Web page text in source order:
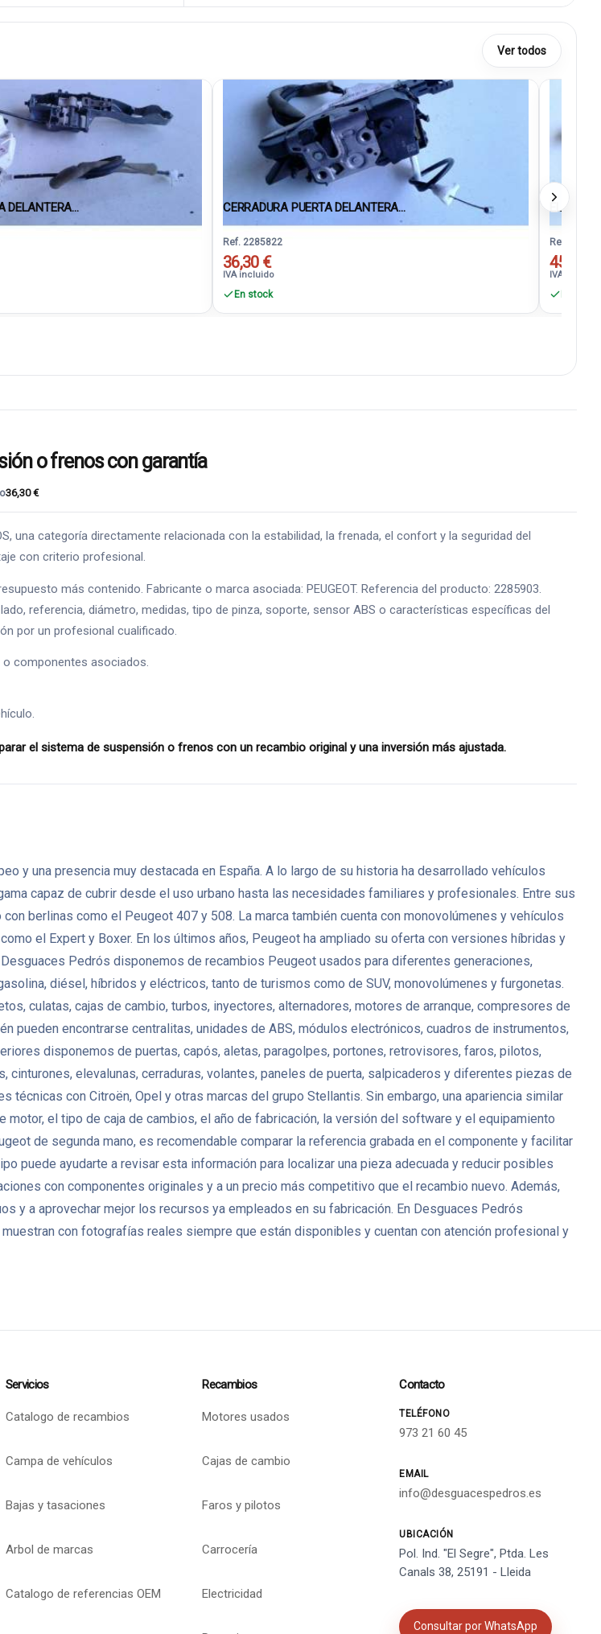
Ver todos
DELANTERA... CERRADURA PUERTA DELANTERA...
Ref. 2285822
36,30 €
IVA incluido
En stock
Ref.
45,98 €
IVA incluido
o frenos con garantía
36,30 €
una categoría directamente relacionada con la estabilidad, la frenada, el confort y la seguridad del
con criterio profesional.
más contenido. Fabricante o marca asociada: PEUGEOT. Referencia del producto: 2285903.
referencia, diámetro, medidas, tipo de pinza, soporte, sensor ABS o características específicas del
por un profesional cualificado.
componentes asociados.
el sistema de suspensión o frenos con un recambio original y una inversión más ajustada.
y una presencia muy destacada en España. A lo largo de su historia ha desarrollado vehículos
capaz de cubrir desde el uso urbano hasta las necesidades familiares y profesionales. Entre sus
berlinas como el Peugeot 407 y 508. La marca también cuenta con monovolúmenes y vehículos
el Expert y Boxer. En los últimos años, Peugeot ha ampliado su oferta con versiones híbridas y
Pedrós disponemos de recambios Peugeot usados para diferentes generaciones,
diésel, híbridos y eléctricos, tanto de turismos como de SUV, monovolúmenes y furgonetas.
culatas, cajas de cambio, turbos, inyectores, alternadores, motores de arranque, compresores de
pueden encontrarse centralitas, unidades de ABS, módulos electrónicos, cuadros de instrumentos,
disponemos de puertas, capós, aletas, paragolpes, portones, retrovisores, faros, pilotos,
elevalunas, cerraduras, volantes, paneles de puerta, salpicaderos y diferentes piezas de
con Citroën, Opel y otras marcas del grupo Stellantis. Sin embargo, una apariencia similar
el tipo de caja de cambios, el año de fabricación, la versión del software y el equipamiento
de segunda mano, es recomendable comparar la referencia grabada en el componente y facilitar
puede ayudarte a revisar esta información para localizar una pieza adecuada y reducir posibles
con componentes originales y a un precio más competitivo que el recambio nuevo. Además,
y a aprovechar mejor los recursos ya empleados en su fabricación. En Desguaces Pedrós
con fotografías reales siempre que están disponibles y cuentan con atención profesional y
Servicios
Catalogo de recambios
Campa de vehículos
Bajas y tasaciones
Arbol de marcas
Catalogo de referencias OEM
Recambios
Motores usados
Cajas de cambio
Faros y pilotos
Carrocería
Electricidad
Contacto
TELÉFONO
973 21 60 45
EMAIL
info@desguacespedros.es
UBICACIÓN
Pol. Ind. "El Segre", Ptda. Les
Canals 38, 25191 - Lleida
Consultar por WhatsApp